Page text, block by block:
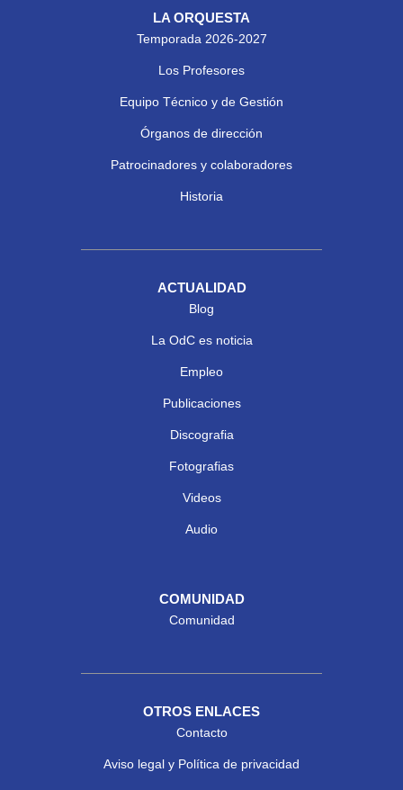
LA ORQUESTA
Temporada 2026-2027
Los Profesores
Equipo Técnico y de Gestión
Órganos de dirección
Patrocinadores y colaboradores
Historia
ACTUALIDAD
Blog
La OdC es noticia
Empleo
Publicaciones
Discografia
Fotografias
Videos
Audio
COMUNIDAD
Comunidad
OTROS ENLACES
Contacto
Aviso legal y Política de privacidad